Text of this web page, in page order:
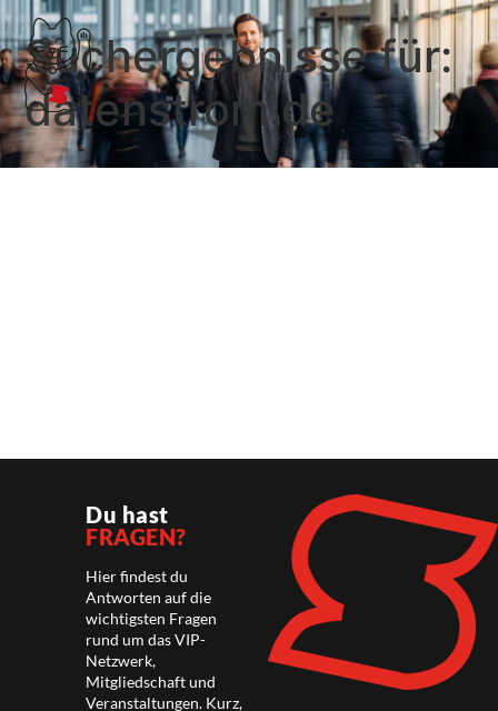
Suchergebnisse für:
datenstrom.de
Du hast
FRAGEN?
Hier findest du
Antworten auf die
wichtigsten Fragen
rund um das VIP-
Netzwerk,
Mitgliedschaft und
Veranstaltungen. Kurz,